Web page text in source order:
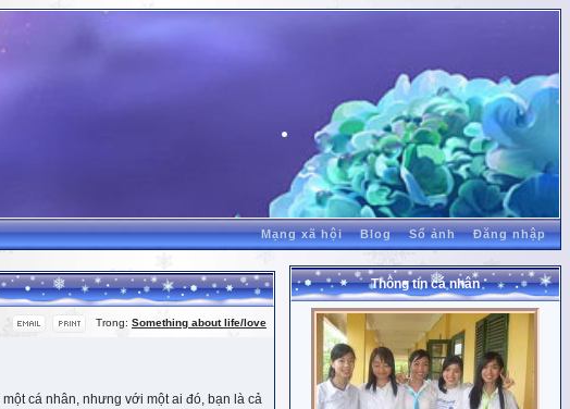
Mạng xã hội Blog Sổ ảnh Đăng nhập
Trong: Something about life/love
cá nhân, nhưng với một ai đó, bạn là cả
Thông tin cá nhân